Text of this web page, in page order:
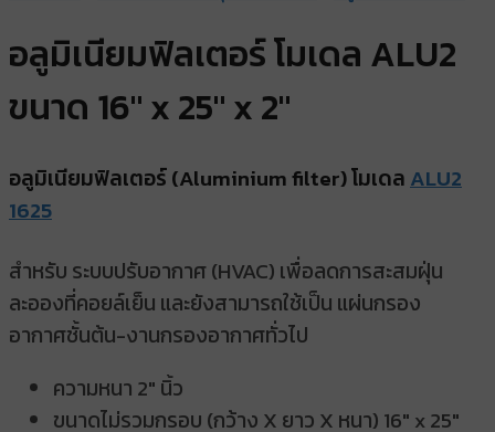
อลูมิเนียมฟิลเตอร์ โมเดล ALU2
ขนาด 16″ x 25″ x 2″
อลูมิเนียมฟิลเตอร์ (Aluminium filter) โมเดลALU2
1625
สำหรับ ระบบปรับอากาศ (HVAC) เพื่อลดการสะสมฝุ่น
ละอองที่คอยล์เย็น และยังสามารถใช้เป็น แผ่นกรอง
อากาศชั้นต้น-งานกรองอากาศทั่วไป
ความหนา 2″ นิ้ว
ขนาดไม่รวมกรอบ (กว้าง X ยาว X หนา) 16″ x 25″